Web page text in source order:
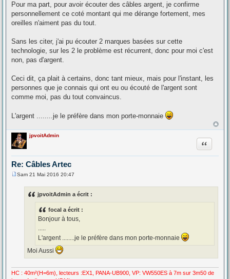
g
e
Pour ma part, pour avoir écouter des câbles argent, je confirme
personnellement ce coté montant qui me dérange fortement, mes
oreilles n'aiment pas du tout.
Sans les citer, j'ai pu écouter 2 marques basées sur cette
technologie, sur les 2 le problème est récurrent, donc pour moi c'est
non, pas d'argent.
Ceci dit, ça plait à certains, donc tant mieux, mais pour l'instant, les
personnes que je connais qui ont eu ou écouté de l'argent sont
comme moi, pas du tout convaincus.
L'argent ........je le préfère dans mon porte-monnaie
jpvoitAdmin
Re: Câbles Artec
Citation
Sam 21 Mai 2016 20:47
jpvoitAdmin a écrit :
focal a écrit :
Bonjour à tous,
.....
L'argent ........je le préfère dans mon porte-monnaie
Moi Aussi
HC : 40m²(H=6m), lecteurs :EX1, PANA-UB900, VP: VW550ES à 7m sur 3m50 de